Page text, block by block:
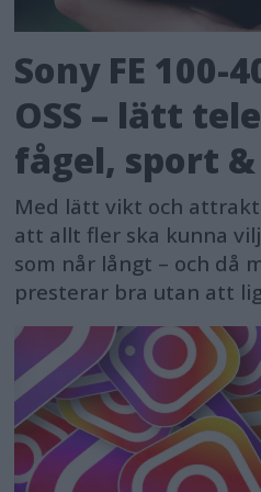
Sony FE 100-
OSS – lätt
fågel, sport
Med lätt vikt och
att allt fler ska kunna
som når långt – och då
presterar bra utan att